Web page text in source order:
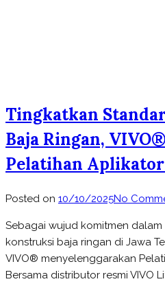
Tingkatkan
Baja Ringan,
Pelatihan
Posted on 10/10/2025No
Sebagai wujud komitmen
konstruksi baja ringan di Jawa
VIVO® menyelenggarakan
Bersama distributor resmi VIVO